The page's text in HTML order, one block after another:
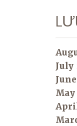
July
May